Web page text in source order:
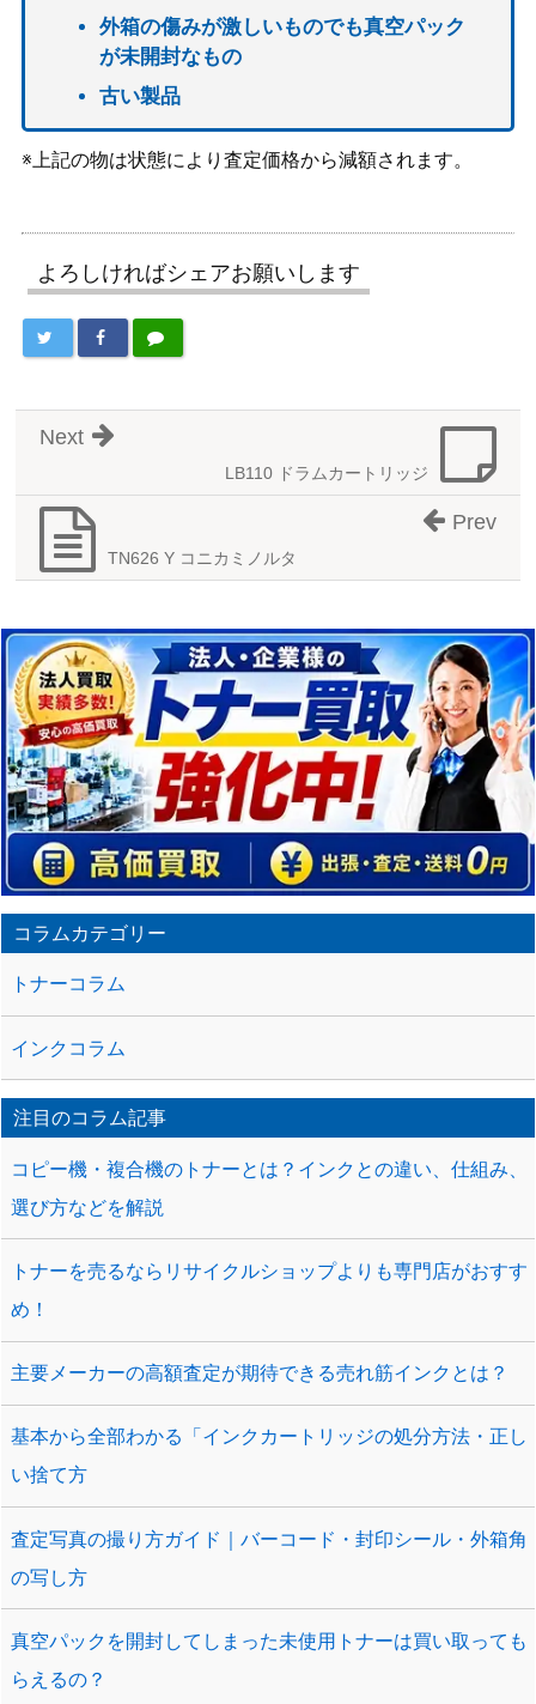
外箱の傷みが激しいものでも真空パック
が未開封なもの
古い製品
※上記の物は状態により査定価格から減額されます。
よろしければシェアお願いします
LB110 ドラムカートリッジ
Next
TN626 Y コニカミノルタ
Prev
コラムカテゴリー
トナーコラム
インクコラム
注目のコラム記事
コピー機・複合機のトナーとは？インクとの違い、仕組み、
選び方などを解説
トナーを売るならリサイクルショップよりも専門店がおすす
め！
主要メーカーの高額査定が期待できる売れ筋インクとは？
基本から全部わかる「インクカートリッジの処分方法・正し
い捨て方
査定写真の撮り方ガイド｜バーコード・封印シール・外箱角
の写し方
真空パックを開封してしまった未使用トナーは買い取っても
らえるの？